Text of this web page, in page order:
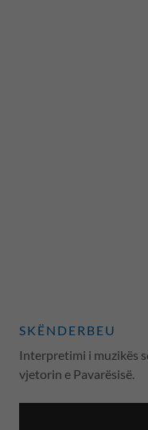
SKËNDERBEU
Interpretimi i muzikës
vjetorin e Pavarësisë.